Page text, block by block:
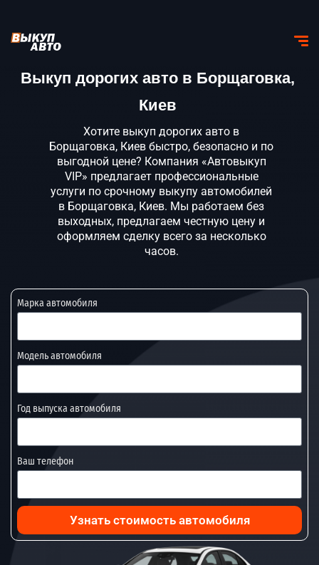
Выкуп дорогих авто в Борщаговка,
Киев
Хотите выкуп дорогих авто в
Борщаговка, Киев быстро, безопасно и по
выгодной цене? Компания «Автовыкуп
VIP» предлагает профессиональные
услуги по срочному выкупу автомобилей
в Борщаговка, Киев. Мы работаем без
выходных, предлагаем честную цену и
оформляем сделку всего за несколько
часов.
Марка автомобиля
Модель автомобиля
Год выпуска автомобиля
Ваш телефон
Узнать стоимость автомобиля